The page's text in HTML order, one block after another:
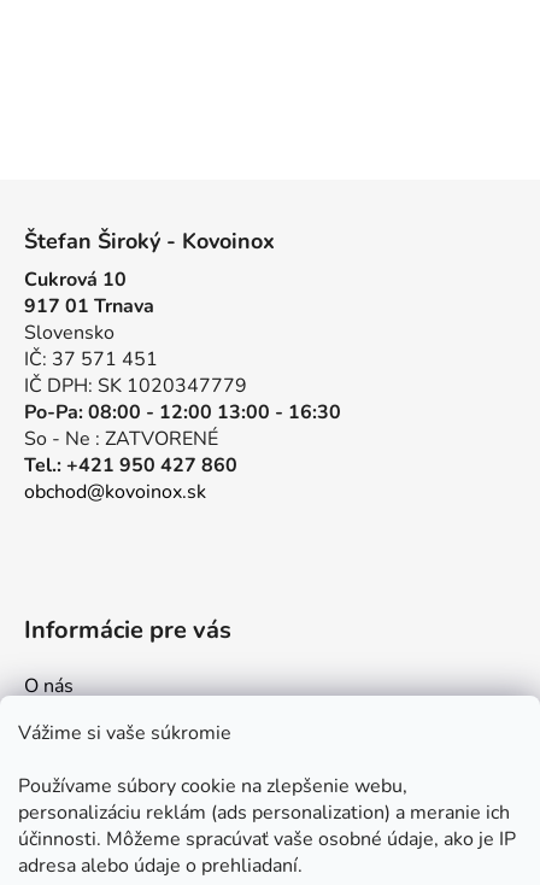
Vážime si vaše súkromie
Používame súbory cookie na zlepšenie webu,
personalizáciu reklám (ads personalization) a meranie ich
účinnosti. Môžeme spracúvať vaše osobné údaje, ako je IP
adresa alebo údaje o prehliadaní.
Štefan Široký - Kovoinox
Cukrová 10
917 01 Trnava
Slovensko
IČ: 37 571 451
IČ DPH: SK 1020347779
Po-Pa: 08:00 - 12:00 13:00 - 16:30
So - Ne : ZATVORENÉ
Tel.: +421 950 427 860
obchod@kovoinox.sk
Informácie pre vás
O nás
Kontakt
Ako nakupovať
Obchodné podmienky
Ochrana osobných údajov